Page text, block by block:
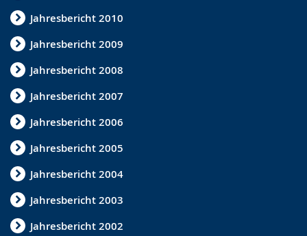
Jahresbericht 2010
Jahresbericht 2009
Jahresbericht 2008
Jahresbericht 2007
Jahresbericht 2006
Jahresbericht 2005
Jahresbericht 2004
Jahresbericht 2003
Jahresbericht 2002
e
w
i
r
d
a
n
g
e
e
i